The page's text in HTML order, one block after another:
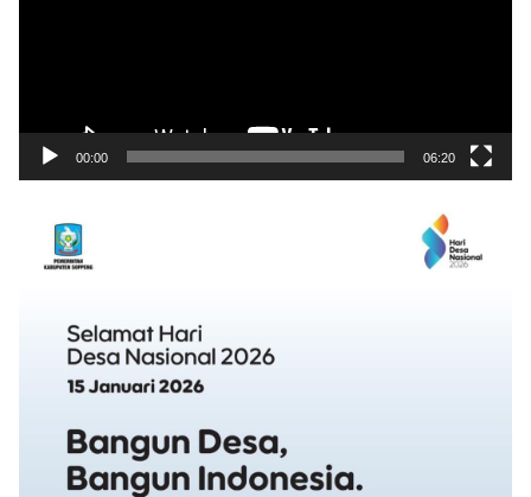
00:00 06:20